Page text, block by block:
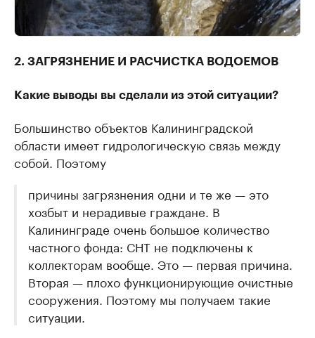
2. ЗАГРЯЗНЕНИЕ И РАСЧИСТКА ВОДОЕМОВ
Какие выводы вы сделали из этой ситуации?
Большинство объектов Калининградской
области имеет гидрологическую связь между
собой. Поэтому
причины загрязнения одни и те же — это
хозбыт и нерадивые граждане. В
Калининграде очень большое количество
частного фонда: СНТ не подключены к
коллекторам вообще. Это — первая причина.
Вторая — плохо функционирующие очистные
сооружения. Поэтому мы получаем такие
ситуации.